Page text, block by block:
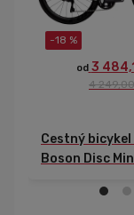
-18 %
od 3
4
Cestný bicykel
Boson Disc
R7150